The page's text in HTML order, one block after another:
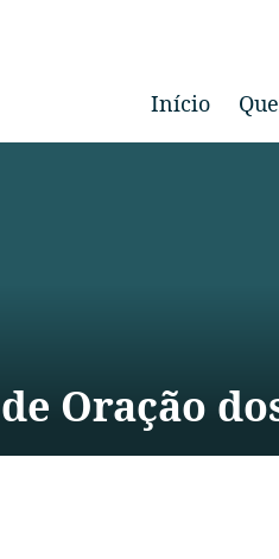
Início
Oração